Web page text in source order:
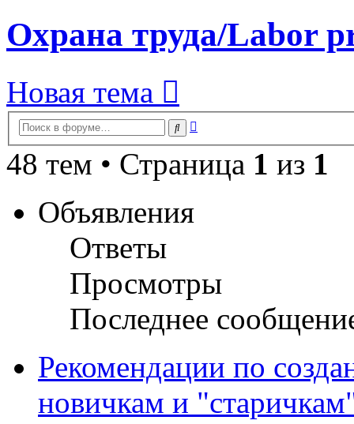
Охрана труда/Labor
Новая тема
Поиск
48 тем • Страница 1 из 1
Объявления
Ответы
Просмотры
Последнее
Рекомендации по
новичкам и